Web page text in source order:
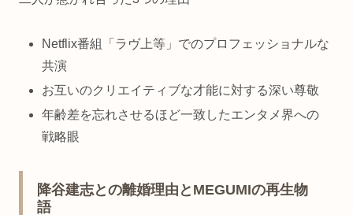
Netflix番組「ラヴ上等」でのプロフェッショナルな
共演
お互いのクリエイティブな才能に対する深い尊敬
年齢差を忘れさせるほど一致したエンタメ界への
戦略眼
降谷建志との離婚理由とMEGUMIの再生物
語